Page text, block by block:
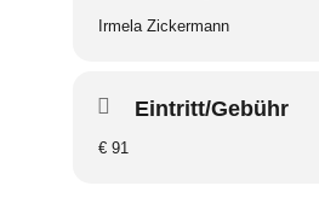
Irmela Zickermann
Eintritt/Gebühr
€ 91